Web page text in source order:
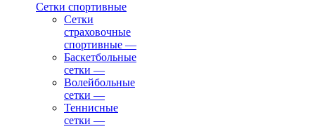
Сетки спортивные
Сетки
страховочные
спортивные —
Баскетбольные
сетки —
Волейбольные
сетки —
Теннисные
сетки —